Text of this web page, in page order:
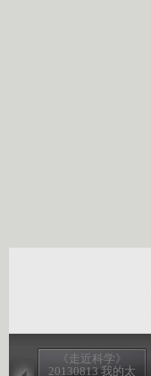
《走近科学》
20130813 我的太